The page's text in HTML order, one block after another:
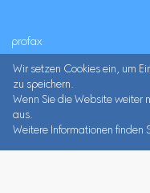
profax
Wir setzen Cookies ein, um
zu speichern.
Wenn Sie die Website weiter
aus.
Weitere Informationen finden